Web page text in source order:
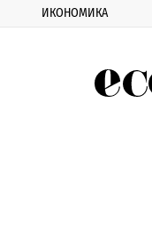
ИКОНОМИКА